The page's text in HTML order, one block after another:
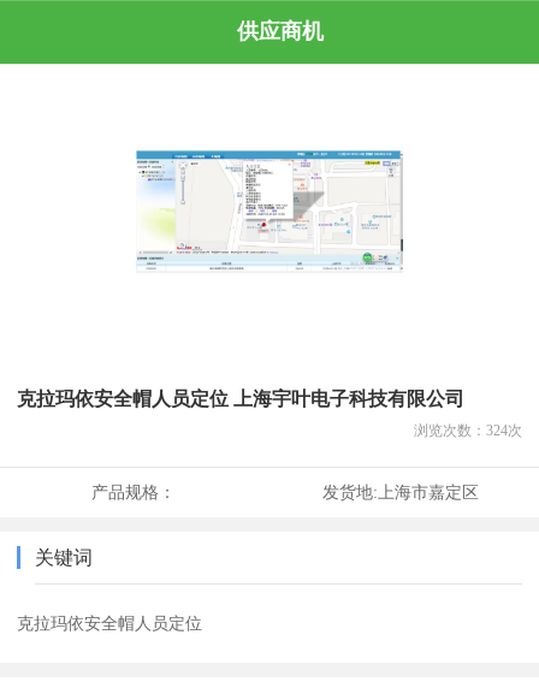
供应商机
克拉玛依安全帽人员定位 上海宇叶电子科技有限公司
浏览次数： 324次
产品规格： 发货地:上海市嘉定区
关键词
克拉玛依安全帽人员定位